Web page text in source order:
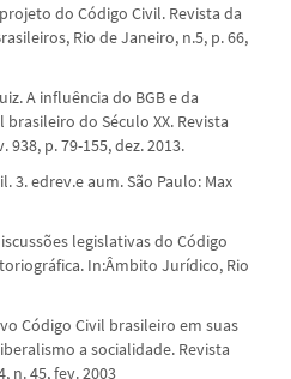
do Código Civil. Revista da
Rio de Janeiro, n.5, p. 66,
A influência do BGB e da
do Século XX. Revista
938, p. 79-155, dez. 2013.
3. edrev.e aum. São Paulo: Max
legislativas do Código
In:Âmbito Jurídico, Rio
Código Civil brasileiro em suas
a socialidade. Revista
n. 45, fev. 2003